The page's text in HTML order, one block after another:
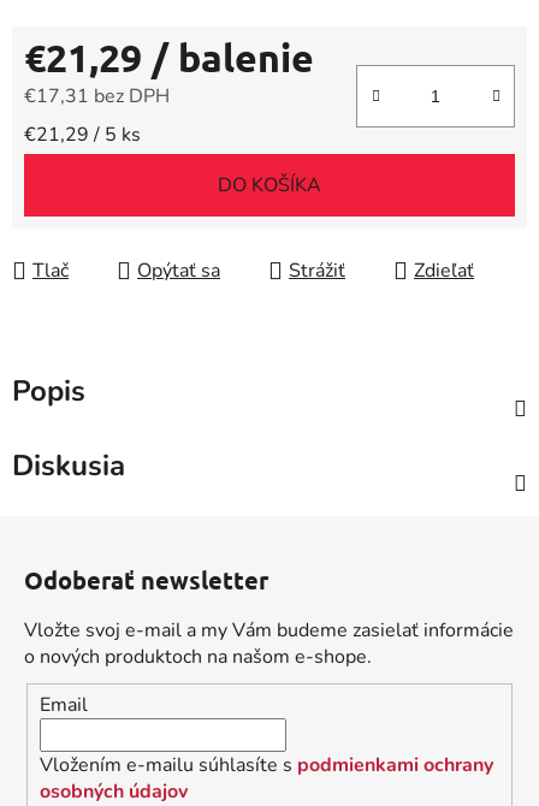
€21,29 / balenie
€17,31 bez DPH
Jednotková cena:
€21,29 / 5 ks
DO KOŠÍKA
Tlač Opýtať sa Strážiť Zdieľať
Popis
Diskusia
Odoberať newsletter
Vložte svoj e-mail a my Vám budeme zasielať informácie
o nových produktoch na našom e-shope.
Email
Vložením e-mailu súhlasíte s podmienkami ochrany
osobných údajov